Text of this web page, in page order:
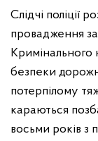
Слідчі поліції
провадження
Кримінального
безпеки
потерпілому
караються
восьми років з